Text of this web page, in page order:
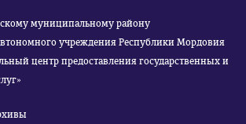
муниципальному району
учреждения Республики Мордовия
центр предоставления государственных и